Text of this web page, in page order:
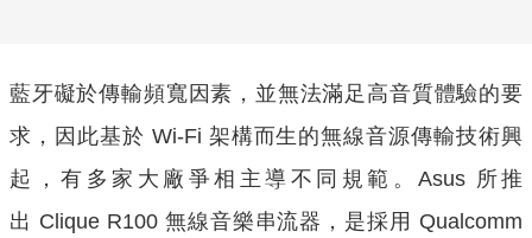
藍牙礙於傳輸頻寬因素，並無法滿足高音質體驗的要
求，因此基於 Wi-Fi 架構而生的無線音源傳輸技術興
起，有多家大廠爭相主導不同規範。Asus 所推
出 Clique R100 無線音樂串流器，是採用 Qualcomm